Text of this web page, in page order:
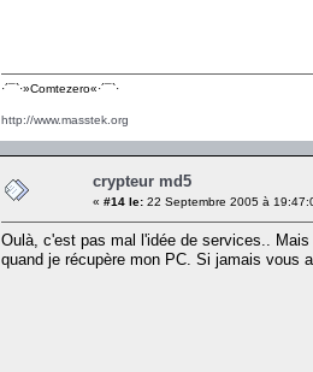
·´¯`·­»Comtezero«­·´¯`·
http://www.masstek.org
crypteur md5
« #14 le: 22 Septembre 2005 à
Oulà, c'est pas mal l'idée de services..
quand je récupère mon PC. Si jamais vous